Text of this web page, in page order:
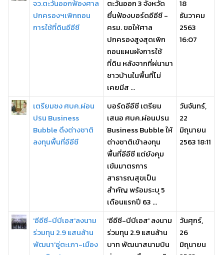
จว.ตะวันออกฟ้องศาล
ปกครองฯเพิกถอน
การใช้ที่ดินอีอีซี
ตะวันออก 3 จังหวัด
ยื่นฟ้องบอร์ดอีอีซี -
ครม. ขอให้ศาล
ปกครองสูงสุดเพิก
ถอนแผนผังการใช้
ที่ดิน หลังจากที่ผ่นามา
ชาวบ้านในพื้นที่ไม่
เคยมีส ...
18
ธันวาคม
2563
16:07
เตรียมชง ศบค.ผ่อน
ปรน Business
Bubble ดึงต่างชาติ
ลงทุนพื้นที่อีอีซี
บอร์ดอีอีซี เตรียม
เสนอ ศบค.ผ่อนปรน
Business Bubble ให้
ต่างชาติเข้าลงทุน
พื้นที่อีอีซี แต่ยังคุม
เข้มมาตรการ
สาธารณสุขเป็น
สำคัญ พร้อมระบุ 5
เดือนแรกปี 63 ...
วันจันทร์,
22
มิถุนายน
2563 18:11
'อีอีซี-บีบีเอส'ลงนาม
ร่วมทุน 2.9 แสนล้าน
พัฒนา'อู่ตะเภา-เมือง
'อีอีซี-บีบีเอส' ลงนาม
ร่วมทุน 2.9 แสนล้าน
บาท พัฒนาสนามบิน
วันศุกร์,
26
มิถุนายน